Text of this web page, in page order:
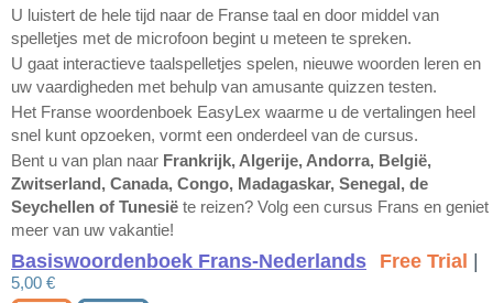
U luistert de hele tijd naar de Franse taal en door middel van
spelletjes met de microfoon begint u meteen te spreken.
U gaat interactieve taalspelletjes spelen, nieuwe woorden leren en
uw vaardigheden met behulp van amusante quizzen testen.
Het Franse woordenboek EasyLex waarme u de vertalingen heel
snel kunt opzoeken, vormt een onderdeel van de cursus.
Bent u van plan naar Frankrijk, Algerije, Andorra, België,
Zwitserland, Canada, Congo, Madagaskar, Senegal, de
Seychellen of Tunesië te reizen? Volg een cursus Frans en geniet
meer van uw vakantie!
Basiswoordenboek Frans-Nederlands Free Trial
5,00 €